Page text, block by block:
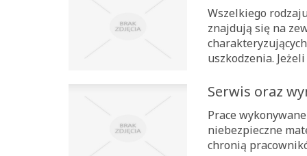
Wszelkiego
znajdują się na
uszkodzenia.
Serwis oraz
Prace
niebezpieczne
chronią